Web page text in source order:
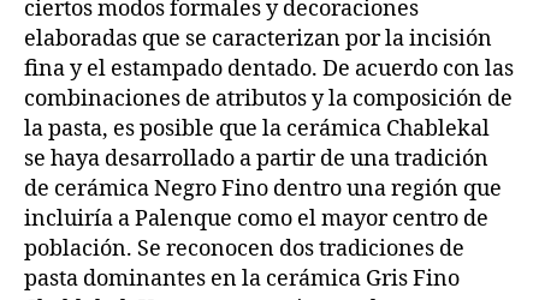
ciertos modos formales y decoraciones
elaboradas que se caracterizan por la incisión
fina y el estampado dentado. De acuerdo con las
combinaciones de atributos y la composición de
la pasta, es posible que la cerámica Chablekal
se haya desarrollado a partir de una tradición
de cerámica Negro Fino dentro una región que
incluiría a Palenque como el mayor centro de
población. Se reconocen dos tradiciones de
pasta dominantes en la cerámica Gris Fino